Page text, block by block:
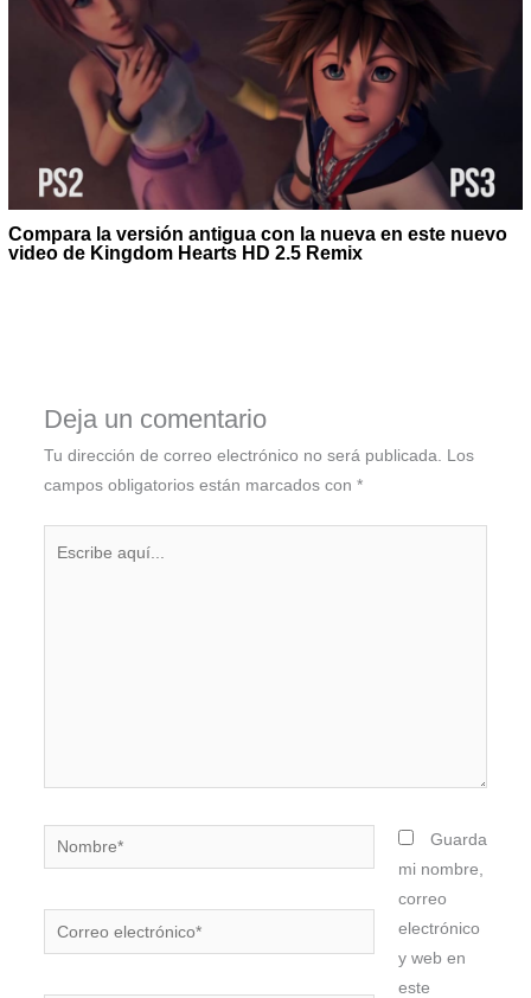
Compara la versión antigua con la nueva en este nuevo
video de Kingdom Hearts HD 2.5 Remix
Deja un comentario
Tu dirección de correo electrónico no será publicada. Los
campos obligatorios están marcados con *
Nombre*
Correo
electrónico*
Guarda
mi nombre,
correo
electrónico
y web en
este